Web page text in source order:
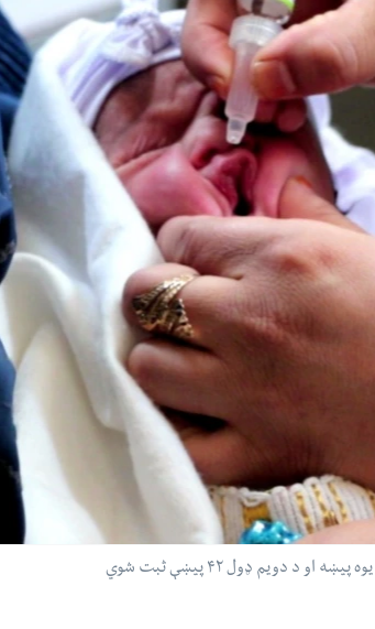
دویم ډول ۴۲ پیښې ثبت شوي